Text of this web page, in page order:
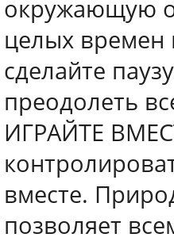
окружающую
целых времен
сделайте
преодолеть
ИГРАЙТЕ
вместе.
позволяет